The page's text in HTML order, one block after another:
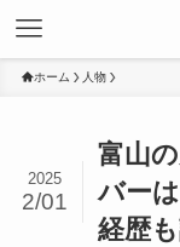
ホーム 人物
富山
バー
経歴も
2025
2/01